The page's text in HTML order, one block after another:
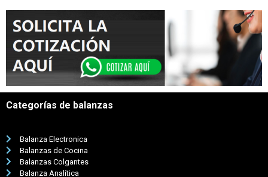
Categorías de balanzas
Balanza Electronica
Balanzas de Cocina
Balanzas Colgantes
Balanza Analítica